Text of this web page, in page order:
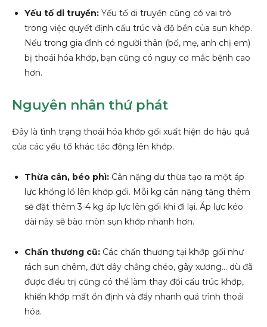
Yếu tố di truyền: Yếu tố di truyền cũng có vai trò
trong việc quyết định cấu trúc và độ bền của sụn khớp.
Nếu trong gia đình có người thân (bố, mẹ, anh chị em)
bị thoái hóa khớp, bạn cũng có nguy cơ mắc bệnh cao
hơn.
Nguyên nhân thứ phát
Đây là tình trạng thoái hóa khớp gối xuất hiện do hậu quả
của các yếu tố khác tác động lên khớp.
Thừa cân, béo phì: Cân nặng dư thừa tạo ra một áp
lực khổng lồ lên khớp gối. Mỗi kg cân nặng tăng thêm
sẽ đặt thêm 3-4 kg áp lực lên gối khi đi lại. Áp lực kéo
dài này sẽ bào mòn sụn khớp nhanh hơn.
Chấn thương cũ: Các chấn thương tại khớp gối như
rách sụn chêm, đứt dây chằng chéo, gãy xương… dù đã
được điều trị cũng có thể làm thay đổi cấu trúc khớp,
khiến khớp mất ổn định và đẩy nhanh quá trình thoái
hóa.